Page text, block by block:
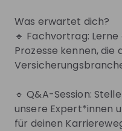
Alessa Peter
Product Owner
Distribution at Allianz
Was erwartet dich?
🔹 Fachvortrag:
Prozesse kennen, die
🔹 Q&A-Session:
unsere Expert*innen
für deinen